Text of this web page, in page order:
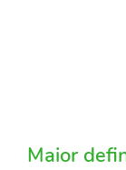
Maior